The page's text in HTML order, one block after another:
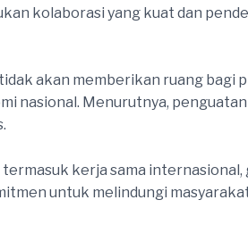
kolaborasi yang kuat dan
akan memberikan ruang bagi
nasional. Menurutnya,
kerja sama
untuk melindungi